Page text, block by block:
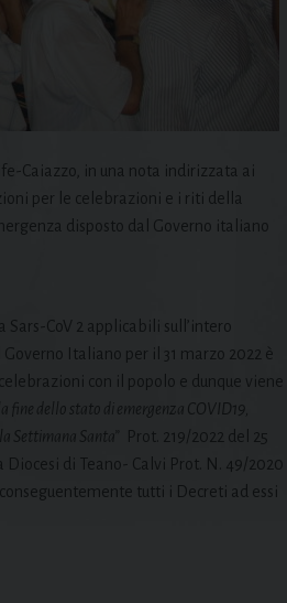
Caiazzo, in una nota indirizzata ai
per le celebrazioni e i riti della
disposto dal Governo italiano
CoV 2 applicabili sull’intero
Italiano per il 31 marzo 2022 è
con il popolo e dunque viene
fine dello stato di emergenza COVID19,
Settimana Santa”
Prot. 219/2022 del 25
di Teano- Calvi Prot. N. 49/2020
tutti i Decreti ad essi